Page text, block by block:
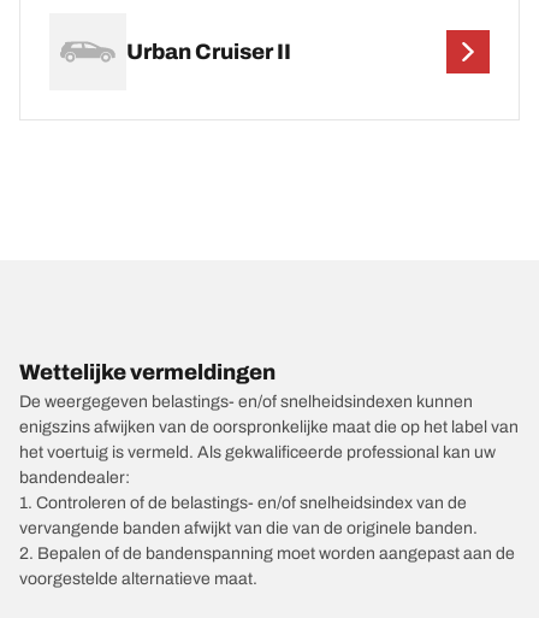
Urban Cruiser II
Wettelijke vermeldingen
De weergegeven belastings- en/of snelheidsindexen kunnen
enigszins afwijken van de oorspronkelijke maat die op het label van
het voertuig is vermeld. Als gekwalificeerde professional kan uw
bandendealer:
1. Controleren of de belastings- en/of snelheidsindex van de
vervangende banden afwijkt van die van de originele banden.
2. Bepalen of de bandenspanning moet worden aangepast aan de
voorgestelde alternatieve maat.